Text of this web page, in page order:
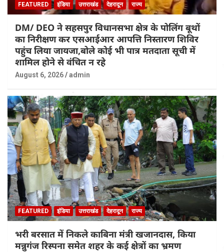
FEATURED इंडिया उत्तराखंड देहरादून राज्य
DM/ DEO ने सहसपुर विधानसभा क्षेत्र के पोलिंग बूथों
का निरीक्षण कर एसआईआर आपत्ति निस्तारण शिविर
पहुंच लिया जायजा,बोले कोई भी पात्र मतदाता सूची में
शामिल होने से वंचित न रहे
August 6, 2026 admin
FEATURED इंडिया उत्तराखंड देहरादून राज्य
भरी बरसात में निकले काबिना मंत्री खजानदास, किया
मन्नुगंज रिस्पना समेत शहर के कई क्षेत्रों का भ्रमण